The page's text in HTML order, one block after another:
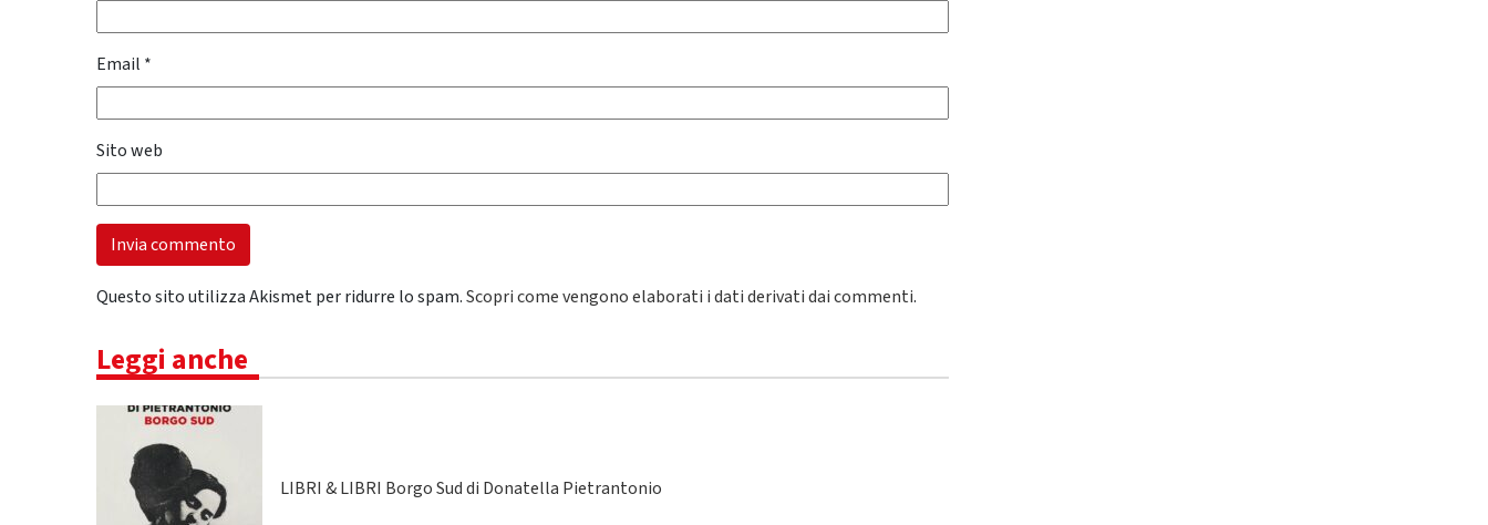
Email *
Sito web
Questo sito utilizza Akismet per ridurre lo spam.Scopri come vengono elaborati i dati derivati dai commenti.
Leggi anche
LIBRI & LIBRI Borgo Sud di Donatella Pietrantonio